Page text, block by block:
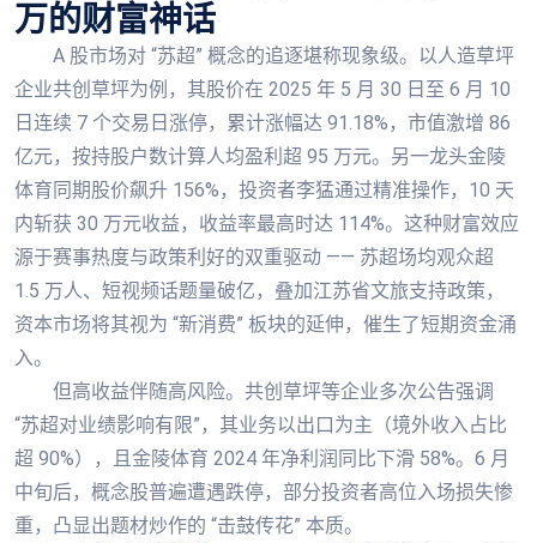
万的财富神话
A 股市场对 “苏超” 概念的追逐堪称现象级。以人造草坪
企业共创草坪为例，其股价在 2025 年 5 月 30 日至 6 月 10
日连续 7 个交易日涨停，累计涨幅达 91.18%，市值激增 86
亿元，按持股户数计算人均盈利超 95 万元。另一龙头金陵
体育同期股价飙升 156%，投资者李猛通过精准操作，10 天
内斩获 30 万元收益，收益率最高时达 114%。这种财富效应
源于赛事热度与政策利好的双重驱动 —— 苏超场均观众超
1.5 万人、短视频话题量破亿，叠加江苏省文旅支持政策，
资本市场将其视为 “新消费” 板块的延伸，催生了短期资金涌
入。
但高收益伴随高风险。共创草坪等企业多次公告强调
“苏超对业绩影响有限”，其业务以出口为主（境外收入占比
超 90%），且金陵体育 2024 年净利润同比下滑 58%。6 月
中旬后，概念股普遍遭遇跌停，部分投资者高位入场损失惨
重，凸显出题材炒作的 “击鼓传花” 本质。